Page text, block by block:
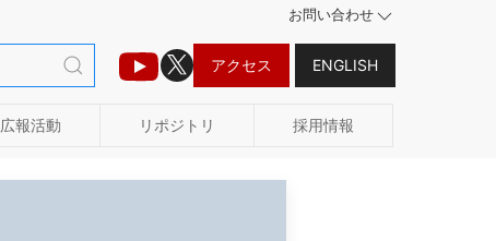
お問い合わせ
アクセス ENGLISH
広報活動 リポジトリ 採用情報